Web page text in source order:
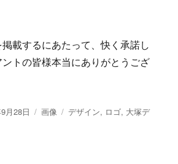
載するにあたって、快く承諾し
トの皆様本当にありがとうござ
月28日
フ
画像
カ
デザイン, ロゴ, 大塚デ